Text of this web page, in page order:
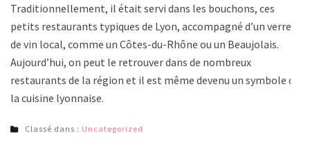
Traditionnellement, il était servi dans les bouchons, ces
petits restaurants typiques de Lyon, accompagné d’un verre
de vin local, comme un Côtes-du-Rhône ou un Beaujolais.
Aujourd’hui, on peut le retrouver dans de nombreux
restaurants de la région et il est même devenu un symbole de
la cuisine lyonnaise.
Classé dans : Uncategorized